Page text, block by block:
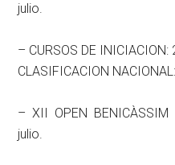
julio.
– CURSOS DE
CLASIFICACION
– XII OPEN
julio.